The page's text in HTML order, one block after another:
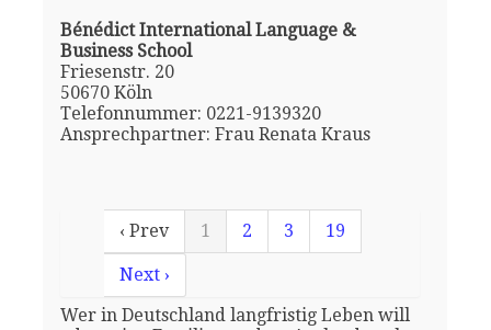
Bénédict International Language &
Business School
Friesenstr. 20
50670 Köln
Telefonnummer: 0221-9139320
Ansprechpartner: Frau Renata Kraus
‹ Prev 1 2 3 19
Next ›
Wer in Deutschland langfristig Leben will